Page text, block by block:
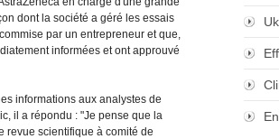
dont la société a géré les essais
par un entrepreneur et que,
informées et ont approuvé
informations aux analystes de
il a répondu : "Je pense que la
revue scientifique à comité de